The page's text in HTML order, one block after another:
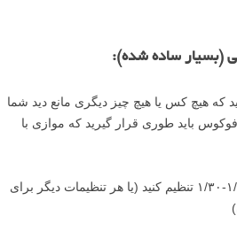
(بسیار ساده شده):
که هیچ کس یا هیچ چیز دیگری مانع دید شما
باید طوری قرار گیرید که موازی با
۲- سرعت شاتر را بر روی ۱/۶۰-۱/۳۰ تنظیم کنید (یا هر تنظیمات دیگر برای